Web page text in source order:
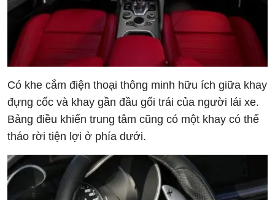
Có khe cắm điện thoại thông minh hữu ích giữa khay
đựng cốc và khay gần đầu gối trái của người lái xe.
Bảng điều khiển trung tâm cũng có một khay có thể
tháo rời tiện lợi ở phía dưới.